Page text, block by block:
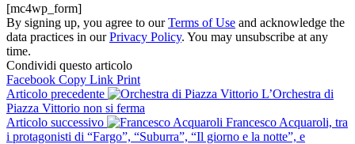
[mc4wp_form]
By signing up, you agree to ourTerms of Use and acknowledge the
data practices in ourPrivacy Policy. You may unsubscribe at any
time.
Condividi questo articolo
Facebook Copy Link Print
Articolo precedente
L’Orchestra di
Piazza Vittorio non si ferma
Articolo successivo
Francesco Acquaroli, tra
i protagonisti di “Fargo”, “Suburra”, “Il giorno e la notte”, e